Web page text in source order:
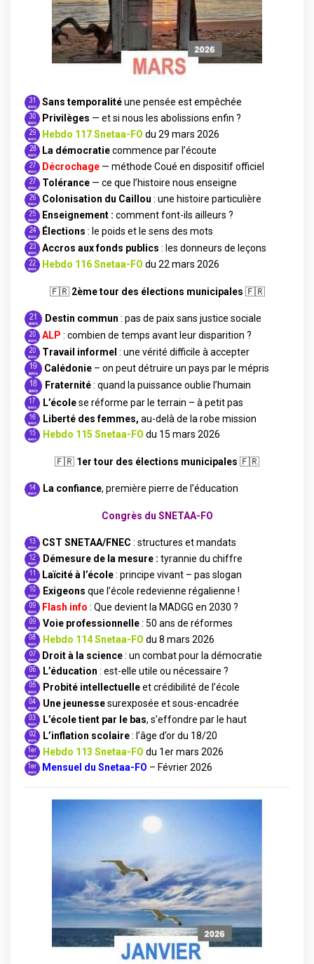
Sans temporalitéune pensée est empêchée
Privilèges — et si nous les abolissions enfin ?
Hebdo 117 Snetaa-FO du 29 mars 2026
La démocratiecommence par l’écoute
Décrochage — méthode Coué en dispositif officiel
Tolérance — ce que l’histoire nous enseigne
Colonisation du Caillou : une histoire particulière
Enseignement : comment font-ils ailleurs ?
Élections : le poids et le sens des mots
Accros aux fonds publics : les donneurs de leçons
Hebdo 116 Snetaa-FO du 22 mars 2026
🇫🇷 2ème tour des élections municipales 🇫🇷
Destin commun : pas de paix sans justice sociale
ALP : combien de temps avant leur disparition ?
Travail informel : une vérité difficile à accepter
Calédonie – on peut détruire un pays par le mépris
Fraternité: quand la puissance oublie l’humain
L’écolese réforme par le terrain – à petit pas
Liberté des femmes, au-delà de la robe mission
Hebdo 115 Snetaa-FO du 15 mars 2026
🇫🇷 1er tour des élections municipales 🇫🇷
La confiance, première pierre de l’éducation
Congrès du SNETAA-FO
CST SNETAA/FNEC : structures et mandats
Démesure de la mesure : tyrannie du chiffre
Laïcité à l’école: principe vivant – pas slogan
Exigeons que l’école redevienne régalienne !
Flash info : Que devient la MADGG en 2030 ?
Voie professionnelle: 50 ans de réformes
Hebdo 114 Snetaa-FO du 8 mars 2026
Droit à la science: un combat pour la démocratie
L’éducation : est-elle utile ou nécessaire ?
Probité intellectuelleet crédibilité de l’école
Une jeunessesurexposée et sous-encadrée
L’école tient par le bas, s’effondre par le haut
L’inflation scolaire: l’âge d’or du 18/20
Hebdo 113 Snetaa-FO du 1er mars 2026
M ensuel du Snetaa-FO – Février 2026